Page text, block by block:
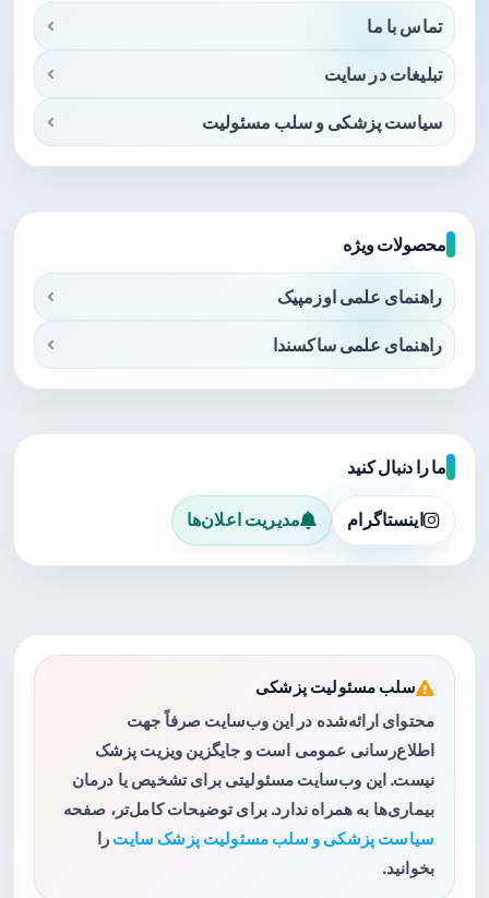
تماس با ما
تبلیغات در سایت
سیاست پزشکی و سلب مسئولیت
محصولات ویژه
راهنمای علمی اوزمپیک
راهنمای علمی ساکسندا
ما را دنبال کنید
اینستاگرام مدیریت اعلان‌ها
سلب مسئولیت پزشکی
محتوای ارائه‌شده در این وب‌سایت صرفاً جهت
اطلاع‌رسانی عمومی است و جایگزین ویزیت پزشک
نیست. این وب‌سایت مسئولیتی برای تشخیص یا درمان
بیماری‌ها به همراه ندارد. برای توضیحات کامل‌تر، صفحه
سیاست پزشکی و سلب مسئولیت پزشک سایت را
بخوانید.